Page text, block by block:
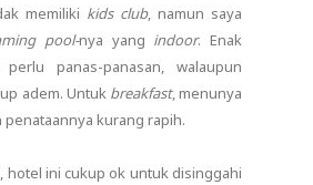
memiliki kids club, namun saya
pool-nya yang indoor. Enak
panas-panasan, walaupun
adem. Untuk breakfast, menunya
penataannya kurang rapih.
hotel ini cukup ok untuk disinggahi